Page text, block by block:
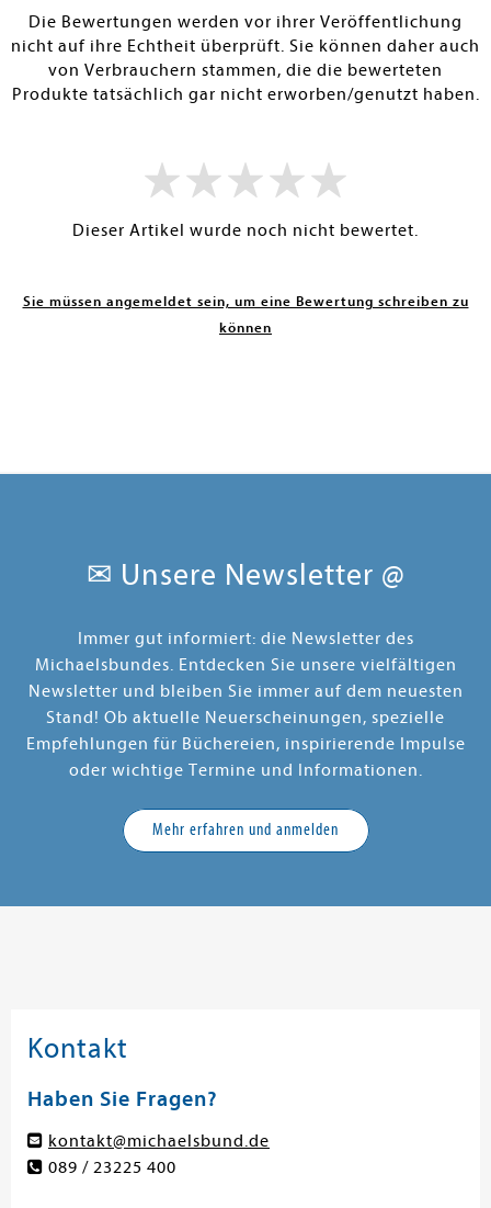
Die Bewertungen werden vor ihrer Veröffentlichung
nicht auf ihre Echtheit überprüft. Sie können daher auch
von Verbrauchern stammen, die die bewerteten
Produkte tatsächlich gar nicht erworben/genutzt haben.
Dieser Artikel wurde noch nicht bewertet.
Sie müssen angemeldet sein, um eine Bewertung schreiben zu
können
✉ Unsere Newsletter @
Immer gut informiert: die Newsletter des
Michaelsbundes. Entdecken Sie unsere vielfältigen
Newsletter und bleiben Sie immer auf dem neuesten
Stand! Ob aktuelle Neuerscheinungen, spezielle
Empfehlungen für Büchereien, inspirierende Impulse
oder wichtige Termine und Informationen.
Mehr erfahren und anmelden
Kontakt
Haben Sie Fragen?
kontakt@michaelsbund.de
089 / 23225 400